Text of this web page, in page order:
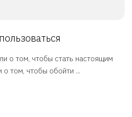
о том, чтобы стать настоящим
о том, чтобы обойти ...